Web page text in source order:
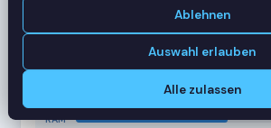
CPU
RAM
Ablehnen
Auswahl erlauben
Alle zulassen